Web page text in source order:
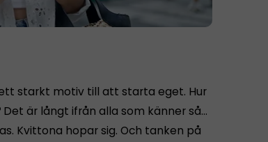
starkt motiv till att starta eget. Hur
Det är långt ifrån alla som känner så…
Kvittona hopar sig. Och tanken på